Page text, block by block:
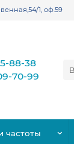
1, оф.59
88-38
70-99
частоты